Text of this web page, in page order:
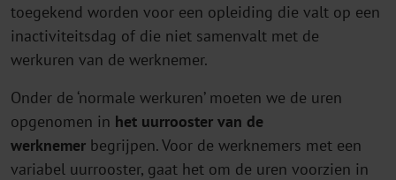
toegekend worden voor een opleiding die valt op een
inactiviteitsdag of die niet samenvalt met de
werkuren van de werknemer.
Onder de ‘normale werkuren’ moeten we de uren
opgenomen in het uurrooster van de
werknemer begrijpen. Voor de werknemers met een
variabel uurrooster, gaat het om de uren voorzien in